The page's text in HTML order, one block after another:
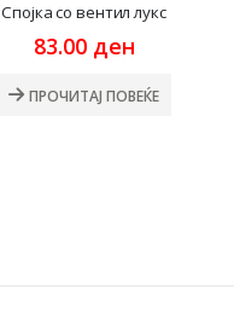
Спојка со вентил лукс
83.00 ден
ПРОЧИТАЈ ПОВЕЌЕ